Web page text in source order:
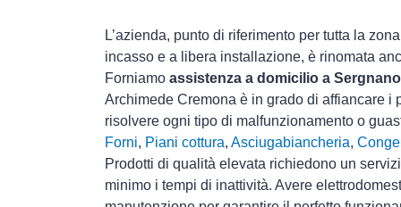
L’azienda, punto di riferimento per tutta la
incasso e a libera installazione, è rinomata
Forniamo assistenza a domicilio a Sergnano
Archimede Cremona è in grado di affiancare i
risolvere ogni tipo di malfunzionamento o
Forni, Piani cottura, Asciugabiancheria,
Prodotti di qualità elevata richiedono un
minimo i tempi di inattività. Avere